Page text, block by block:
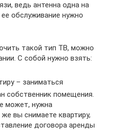
ведь антенна одна на
обслуживание нужно
такой тип ТВ, можно
С собой нужно взять:
– заниматься
собственник помещения.
может, нужна
вы снимаете квартиру,
договора аренды